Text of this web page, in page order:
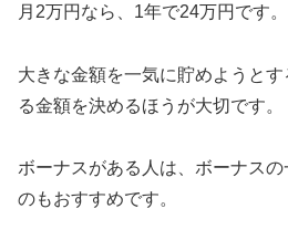
月2万円なら、1年で24万円です。
大きな金額を一気に貯めようと
る金額を決めるほうが大切です。
ボーナスがある人は、ボーナス
のもおすすめです。